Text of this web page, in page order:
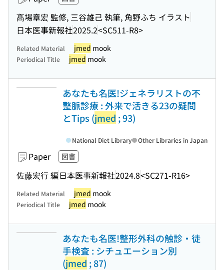
髙場章宏 監修, 三谷雄己 執筆, 角野ふち イラスト
日本医事新報社2025.2<SC511-R8>
Related Material jmed mook
Periodical Title jmed mook
あなたも名医!ジェネラリストの不
整脈診療 : 外来で活きる23の疑問
とTips (jmed ; 93)
Paper 図書
佐藤宏行 編日本医事新報社2024.8<SC271-R16>
National Diet Library Other Libraries in Japan
Related Material jmed mook
Periodical Title jmed mook
あなたも名医!整形外科の触診・徒
手検査 : シチュエーション別
(jmed ; 87)